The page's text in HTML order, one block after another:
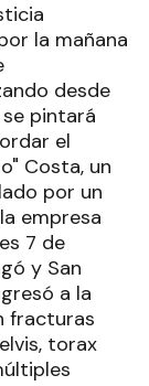
la mañana
desde
pintará
el
Costa, un
por un
empresa
7 de
y San
a la
fracturas
torax